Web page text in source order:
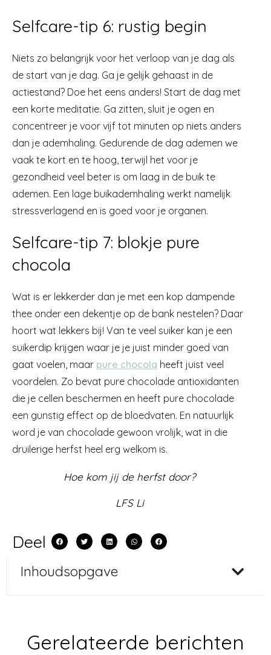
Selfcare-tip 6: rustig begin
Niets zo belangrijk voor het verloop van je dag als
de start van je dag. Ga je gelijk gehaast in de
actiestand? Doe het eens anders! Start de dag met
een korte meditatie. Ga zitten, sluit je ogen en
concentreer je voor vijf tot minuten op niets anders
dan je ademhaling. Gedurende de dag ademen we
vaak te kort en te hoog, terwijl het voor je
gezondheid veel beter is om laag in de buik te
ademen. Een lage buikademhaling werkt namelijk
stressverlagend en is goed voor je organen.
Selfcare-tip 7: blokje pure
chocola
Wat is er lekkerder dan je met een kop dampende
thee onder een dekentje op de bank nestelen? Daar
hoort wat lekkers bij! Van te veel suiker kan je een
suikerdip krijgen waar je je juist minder goed van
gaat voelen, maar pure chocola heeft juist veel
voordelen. Zo bevat pure chocolade antioxidanten
die je cellen beschermen en heeft pure chocolade
een gunstig effect op de bloedvaten. En natuurlijk
word je van chocolade gewoon vrolijk, wat in die
druilerige herfst heel erg welkom is.
Hoe kom jij de herfst door?
LFS Li
Deel
Inhoudsopgave
Gerelateerde berichten